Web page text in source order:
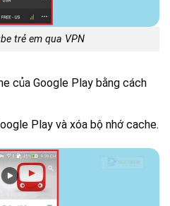
trẻ em qua VPN
của Google Play bằng cách
Play và xóa bộ nhớ cache.